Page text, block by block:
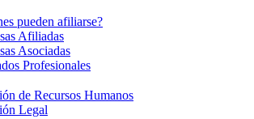
pueden afiliarse?
Afiliadas
Asociadas
Profesionales
de Recursos Humanos
Legal